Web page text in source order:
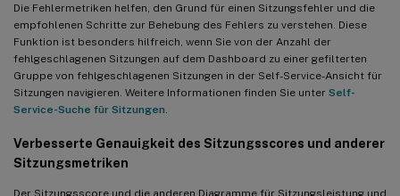
Die Fehlermetriken helfen, den Grund für einen Sitzungsfehler und die
empfohlenen Schritte zur Behebung des Fehlers zu verstehen. Diese
Funktion ist besonders hilfreich, wenn Sie von der Anzahl der
fehlgeschlagenen Sitzungen auf dem Dashboard zu einer gefilterten
Gruppe von fehlgeschlagenen Sitzungen in der Self-Service-Ansicht für
Sitzungen navigieren. Weitere Informationen finden Sie unter Self-
Service-Suche für Sitzungen
Verbesserte Genauigkeit des Sitzungsscores und anderer
Sitzungsmetriken
Der Sitzungsscore und die anderen Diagramme für Sitzungsleistung und
Unterstützung für die Region Asien-Pazifik Süd
Clientseitige Statistiken: Netzwerkschnittstellentyp
29. Juli 2021
Sichtbarkeit der ressourcenintensivsten Prozesse
10. Juni 2021